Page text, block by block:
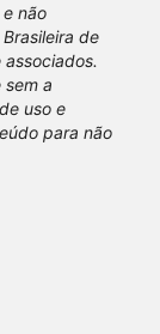
não
de
a
uso e
para não